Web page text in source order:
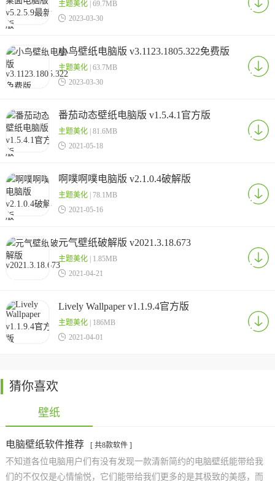
主题美化| 69.7MB
 2023-03-30
小鸟壁纸电脑版 v3.1123.1805.322免费版
主题美化| 63.7MB
 2023-03-30
番茄动态壁纸电脑版 v1.5.4.1官方版
主题美化| 81.6MB
 2021-05-18
啊噗啊噗电脑版 v2.1.0.4破解版
主题美化| 78.1MB
 2021-05-16
元气壁纸破解版 v2021.3.18.673
主题美化| 1.85MB
 2021-04-21
Lively Wallpaper v1.1.9.4官方版
主题美化| 186MB
 2021-04-01
猜你喜欢
壁纸
电脑壁纸软件推荐 [ 共8款软件 ]
不知道各位电脑用户们有没有发现一款清新简约的电脑壁纸能带给我
们的不仅仅是心情愉悦，它们能带给我们更多的是其极致的美感，而